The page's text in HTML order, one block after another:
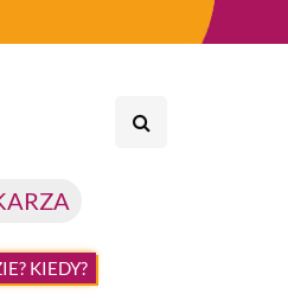
KIEDY?